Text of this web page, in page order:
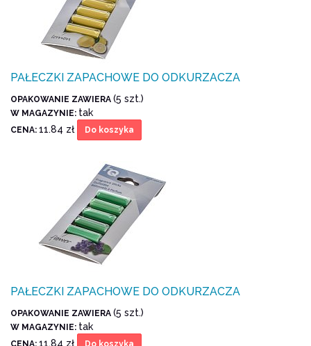
PAŁECZKI ZAPACHOWE DO ODKURZACZA
OPAKOWANIE ZAWIERA (5 szt.)
W MAGAZYNIE: tak
CENA: 11.84 zł Do koszyka
PAŁECZKI ZAPACHOWE DO ODKURZACZA
OPAKOWANIE ZAWIERA (5 szt.)
W MAGAZYNIE: tak
CENA: 11.84 zł Do koszyka